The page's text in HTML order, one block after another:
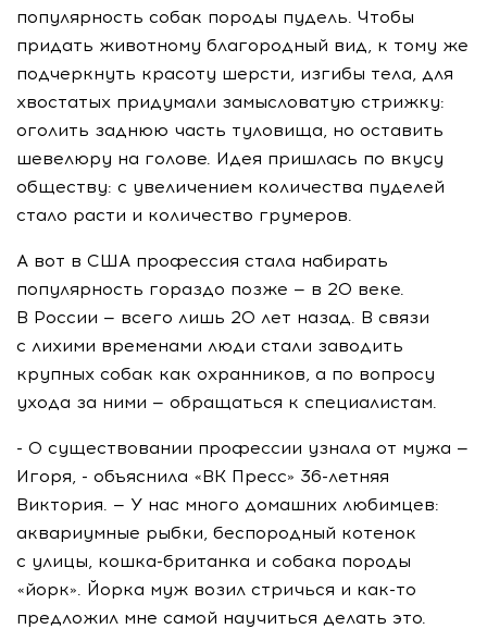
популярность собак породы пудель. Чтобы
придать животному благородный вид, к тому же
подчеркнуть красоту шерсти, изгибы тела, для
хвостатых придумали замысловатую стрижку:
оголить заднюю часть туловища, но оставить
шевелюру на голове. Идея пришлась по вкусу
обществу: с увеличением количества пуделей
стало расти и количество грумеров.
А вот в США профессия стала набирать
популярность гораздо позже — в 20 веке.
В России — всего лишь 2О лет назад. В связи
с лихими временами люди стали заводить
крупных собак как охранников, а по вопросу
ухода за ними — обращаться к специалистам.
- О существовании профессии узнала от мужа —
Игоря, - объяснила «ВК Пресс» 36-летняя
Виктория. — У нас много домашних любимцев:
аквариумные рыбки, беспородный котенок
с улицы, кошка-британка и собака породы
«йорк». Йорка муж возил стричься и как-то
предложил мне самой научиться делать это.